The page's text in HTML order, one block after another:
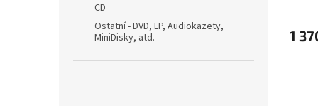
CD
Ostatní - DVD, LP, Audiokazety,
MiniDisky, atd.
1